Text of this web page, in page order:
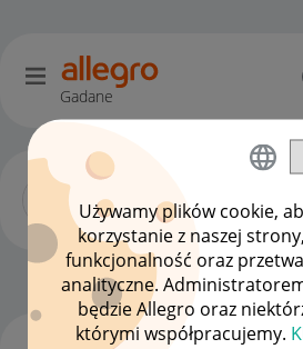
Używamy plików cookie,
korzystanie z naszej
funkcjonalność oraz
analityczne.
będzie Allegro oraz
którymi współpracujemy.
Gadane
Dyskusje kupujących